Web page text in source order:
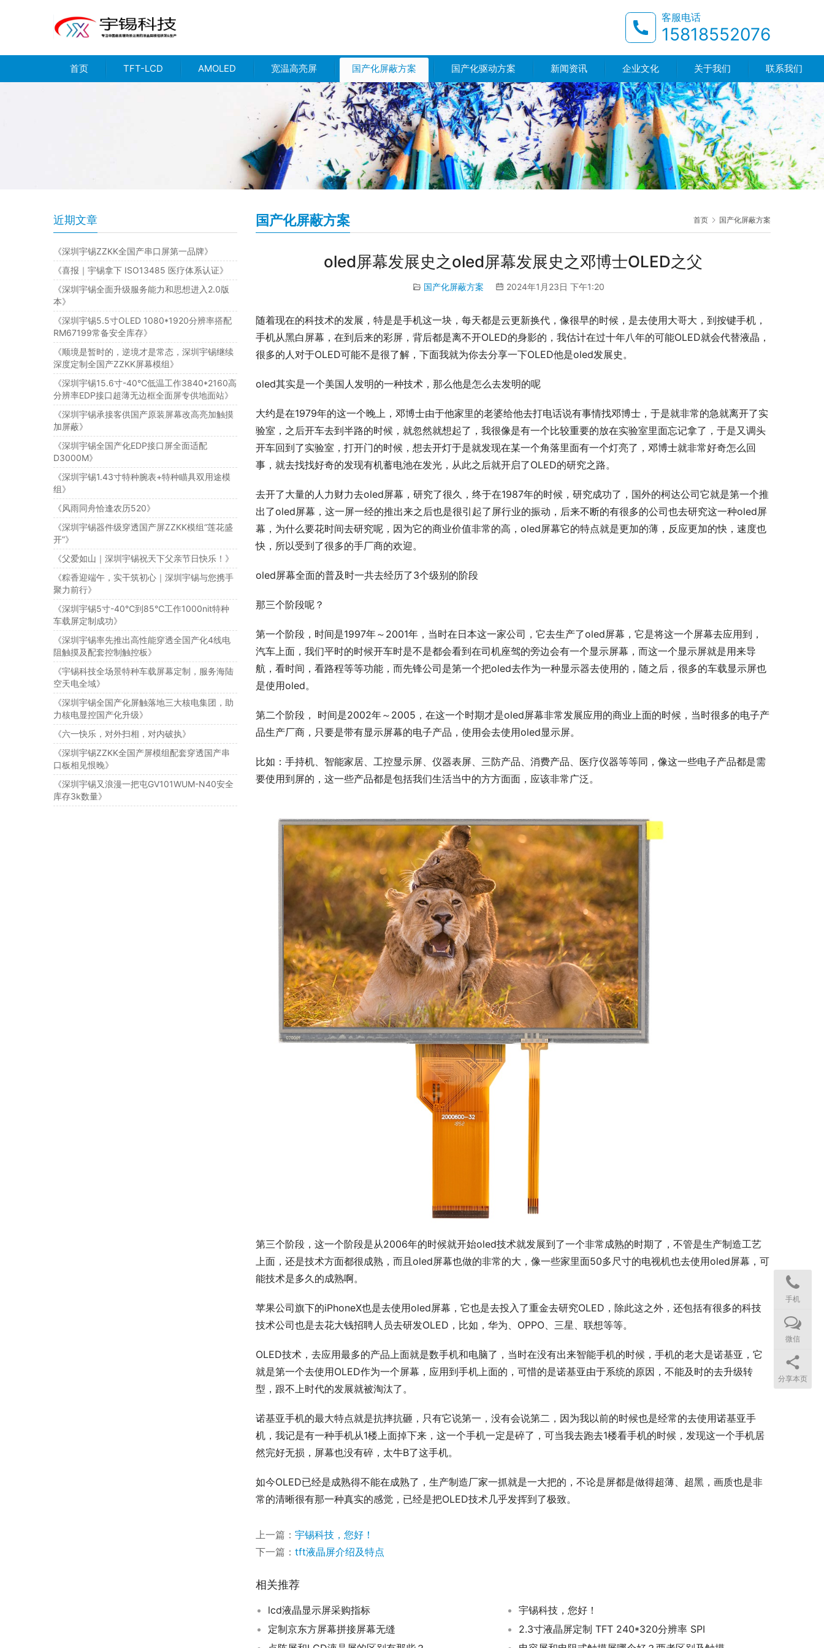
客服电话
15818552076
首页 TFT-LCD AMOLED 宽温高亮屏 国产化屏蔽方案 国产化驱动方案 新闻资讯 企业文化 关于我们 联系我们
首页 国产化屏蔽方案
国产化屏蔽方案
oled屏幕发展史之oled屏幕发展史之邓博士OLED之父
国产化屏蔽方案 2024年1月23日 下午1:20
随着现在的科技术的发展，特是是手机这一块，每天都是云更新换代，像很早的时候，是去使用大哥大，到按键手机，
手机从黑白屏幕，在到后来的彩屏，背后都是离不开OLED的身影的，我估计在过十年八年的可能OLED就会代替液晶，
很多的人对于OLED可能不是很了解，下面我就为你去分享一下OLED他是oled发展史。
oled其实是一个美国人发明的一种技术，那么他是怎么去发明的呢
大约是在1979年的这一个晚上，邓博士由于他家里的老婆给他去打电话说有事情找邓博士，于是就非常的急就离开了实
验室，之后开车去到半路的时候，就忽然就想起了，我很像是有一个比较重要的放在实验室里面忘记拿了，于是又调头
开车回到了实验室，打开门的时候，想去开灯于是就发现在某一个角落里面有一个灯亮了，邓博士就非常好奇怎么回
事，就去找找好奇的发现有机蓄电池在发光，从此之后就开启了OLED的研究之路。
去开了大量的人力财力去oled屏幕，研究了很久，终于在1987年的时候，研究成功了，国外的柯达公司它就是第一个推
出了oled屏幕，这一屏一经的推出来之后也是很引起了屏行业的振动，后来不断的有很多的公司也去研究这一种oled屏
幕，为什么要花时间去研究呢，因为它的商业价值非常的高，oled屏幕它的特点就是更加的薄，反应更加的快，速度也
快，所以受到了很多的手厂商的欢迎。
oled屏幕全面的普及时一共去经历了3个级别的阶段
那三个阶段呢？
第一个阶段，时间是1997年～2001年，当时在日本这一家公司，它去生产了oled屏幕，它是将这一个屏幕去应用到，
汽车上面，我们平时的时候开车时是不是都会看到在司机座驾的旁边会有一个显示屏幕，而这一个显示屏就是用来导
航，看时间，看路程等等功能，而先锋公司是第一个把oled去作为一种显示器去使用的，随之后，很多的车载显示屏也
是使用oled。
第二个阶段， 时间是2002年～2005，在这一个时期才是oled屏幕非常发展应用的商业上面的时候，当时很多的电子产
品生产厂商，只要是带有显示屏幕的电子产品，使用会去使用oled显示屏。
比如：手持机、智能家居、工控显示屏、仪器表屏、三防产品、消费产品、医疗仪器等等同，像这一些电子产品都是需
要使用到屏的，这一些产品都是包括我们生活当中的方方面面，应该非常广泛。
第三个阶段，这一个阶段是从2006年的时候就开始oled技术就发展到了一个非常成熟的时期了，不管是生产制造工艺
上面，还是技术方面都很成熟，而且oled屏幕也做的非常的大，像一些家里面50多尺寸的电视机也去使用oled屏幕，可
能技术是多久的成熟啊。
苹果公司旗下的iPhoneX也是去使用oled屏幕，它也是去投入了重金去研究OLED，除此这之外，还包括有很多的科技
技术公司也是去花大钱招聘人员去研发OLED，比如，华为、OPPO、三星、联想等等。
OLED技术，去应用最多的产品上面就是数手机和电脑了，当时在没有出来智能手机的时候，手机的老大是诺基亚，它
就是第一个去使用OLED作为一个屏幕，应用到手机上面的，可惜的是诺基亚由于系统的原因，不能及时的去升级转
型，跟不上时代的发展就被淘汰了。
诺基亚手机的最大特点就是抗摔抗砸，只有它说第一，没有会说第二，因为我以前的时候也是经常的去使用诺基亚手
机，我记是有一种手机从1楼上面掉下来，这一个手机一定是碎了，可当我去跑去1楼看手机的时候，发现这一个手机居
然完好无损，屏幕也没有碎，太牛B了这手机。
如今OLED已经是成熟得不能在成熟了，生产制造厂家一抓就是一大把的，不论是屏都是做得超薄、超黑，画质也是非
常的清晰很有那一种真实的感觉，已经是把OLED技术几乎发挥到了极致。
上一篇： 宇锡科技，您好！
下一篇： tft液晶屏介绍及特点
相关推荐
lcd液晶显示屏采购指标
宇锡科技，您好！
定制京东方屏幕拼接屏幕无缝
2.3寸液晶屏定制 TFT 240*320分辨率 SPI
近期文章
《深圳宇锡ZZKK全国产串口屏第一品牌》
《喜报｜宇锡拿下 ISO13485 医疗体系认证》
《深圳宇锡全面升级服务能力和思想进入2.0版
本》
《深圳宇锡5.5寸OLED 1080*1920分辨率搭配
RM67199常备安全库存》
《顺境是暂时的，逆境才是常态，深圳宇锡继续
深度定制全国产ZZKK屏幕模组》
《深圳宇锡15.6寸-40℃低温工作3840*2160高
分辨率EDP接口超薄无边框全面屏专供地面站》
《深圳宇锡承接客供国产原装屏幕改高亮加触摸
加屏蔽》
《深圳宇锡全国产化EDP接口屏全面适配
D3000M》
《深圳宇锡1.43寸特种腕表+特种瞄具双用途模
组》
《风雨同舟恰逢农历520》
《深圳宇锡器件级穿透国产屏ZZKK模组“莲花盛
开”》
《父爱如山｜深圳宇锡祝天下父亲节日快乐！》
《粽香迎端午，实干筑初心｜深圳宇锡与您携手
聚力前行》
《深圳宇锡5寸-40℃到85℃工作1000nit特种
车载屏定制成功》
《深圳宇锡率先推出高性能穿透全国产化4线电
阻触摸及配套控制触控板》
《宇锡科技全场景特种车载屏幕定制，服务海陆
空天电全域》
《深圳宇锡全国产化屏触落地三大核电集团，助
力核电显控国产化升级》
《六一快乐，对外扫相，对内破执》
《深圳宇锡ZZKK全国产屏模组配套穿透国产串
口板相见恨晚》
《深圳宇锡又浪漫一把屯GV101WUM-N40安全
库存3k数量》
手机
微信
分享本页